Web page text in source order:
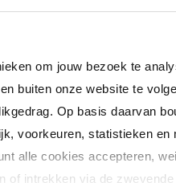
om jouw bezoek te
buiten onze website te
Op basis daarvan
voorkeuren, statistieken en
alle cookies accepteren,
of intrekken via de